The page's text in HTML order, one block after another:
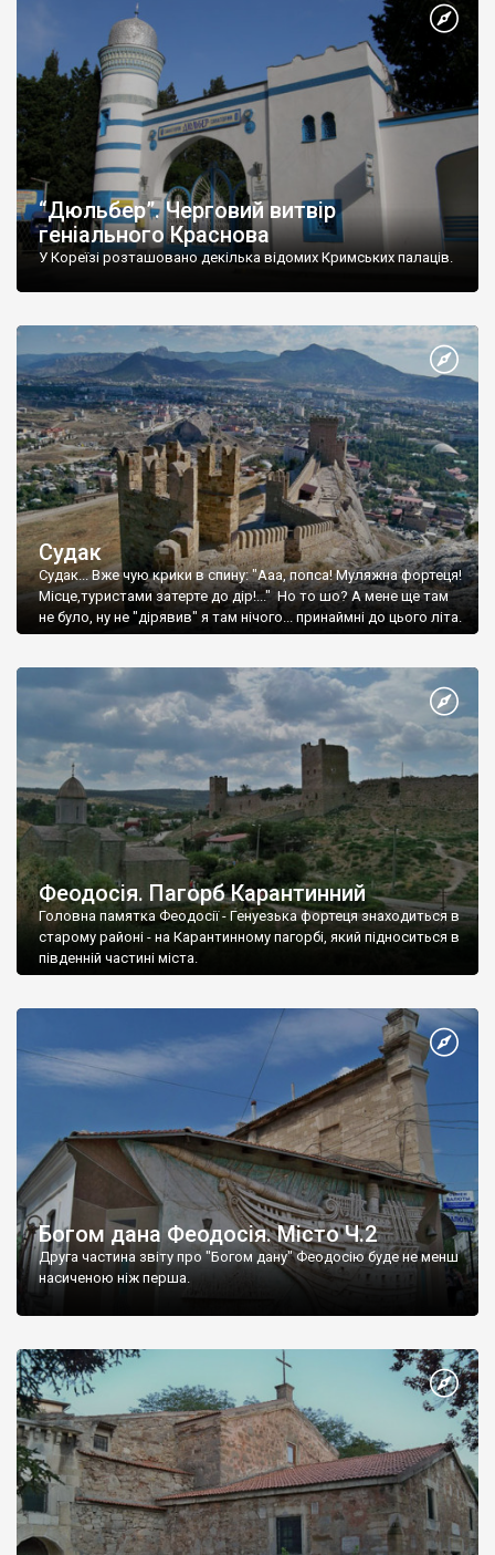
“Дюльбер”. Черговий витвір
геніального Краснова
У Кореїзі розташовано декілька відомих Кримських палаців.
Судак
Судак... Вже чую крики в спину: "Ааа, попса! Муляжна фортеця!
Місце,туристами затерте до дір!..." Но то шо? А мене ще там
не було, ну не "дірявив" я там нічого... принаймні до цього літа.
Феодосія. Пагорб Карантинний
Головна памятка Феодосії - Генуезька фортеця знаходиться в
старому районі - на Карантинному пагорбі, який підноситься в
південній частині міста.
Богом дана Феодосія. Місто Ч.2
Друга частина звіту про "Богом дану" Феодосію буде не менш
насиченою ніж перша.